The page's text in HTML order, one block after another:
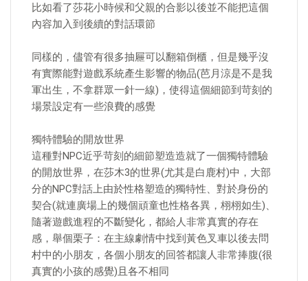
比如看了莎花小時候和父親的合影以後並不能把這個
內容加入到後續的對話環節
同樣的，儘管有很多抽屜可以翻箱倒櫃，但是幾乎沒
有實際能對遊戲系統產生影響的物品(芭月涼是不是我
軍出生，不拿群眾一針一線)，使得這個細節到苛刻的
場景設定有一些浪費的感覺
獨特體驗的開放世界
這種對NPC近乎苛刻的細節塑造造就了一個獨特體驗
的開放世界，在莎木3的世界(尤其是白鹿村)中，大部
分的NPC對話上由於性格塑造的獨特性、對於身份的
契合(就連廣場上的幾個頑童也性格各異，栩栩如生)、
隨著遊戲進程的不斷變化，都給人非常真實的存在
感，舉個栗子：在主線劇情中找到黃色叉車以後去問
村中的小朋友，各個小朋友的回答都讓人非常捧腹(很
真實的小孩的感覺)且各不相同